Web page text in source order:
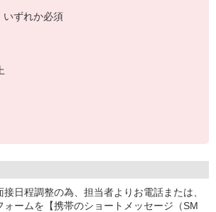
ずれか必須
日程調整の為、担当者よりお電話または、
ームを【携帯のショートメッセージ（SM